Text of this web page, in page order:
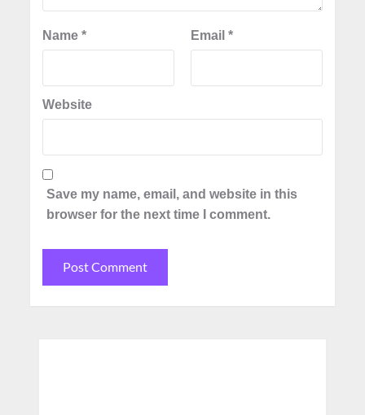
Name* Email *
Website
Save my name, email, and website in this
browser for the next time I comment.